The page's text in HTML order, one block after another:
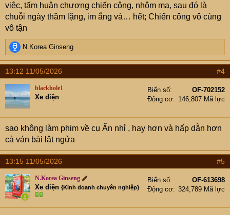
việc, tấm huân chương chiến công, nhôm mạ, sau đó là
chuỗi ngày thầm lặng, im ắng và… hết; Chiến công vô cùng
vô tận
R
e
a
c
t
i
o
n
s
:
N.Korea Ginseng
13:12 11/05/2026 #4
blackhole1
Xe điện
Biển số
OF-702152
Động cơ
146,807 Mã lực
sao không làm phim về cụ Ẩn nhỉ , hay hơn và hấp dẫn hơn
cả ván bài lật ngửa
13:15 11/05/2026 #5
N.Korea Ginseng
Xe điện {Kinh doanh chuyên nghiệp}
Biển số
OF-613698
Động cơ
324,789 Mã lực